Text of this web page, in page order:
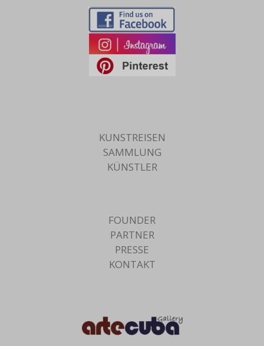
KUNSTREISEN
SAMMLUNG
KÜNSTLER
FOUNDER
PARTNER
PRESSE
KONTAKT